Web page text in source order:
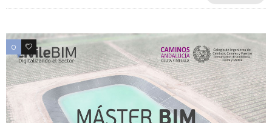
0 0